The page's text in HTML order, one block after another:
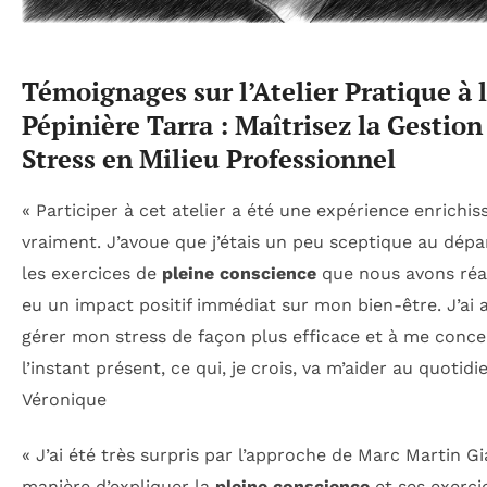
Témoignages sur l’Atelier Pratique à
Pépinière Tarra : Maîtrisez la
Stress en Milieu Professionnel
« Participer à cet atelier a été une expérience
vraiment. J’avoue que j’étais un peu sceptique au
les exercices de pleine conscience que nous avons
eu un impact positif immédiat sur mon bien-être. J’ai
gérer mon stress de façon plus efficace et à me
l’instant présent, ce qui, je crois, va m’aider au
Véronique
« J’ai été très surpris par l’approche de Marc Martin